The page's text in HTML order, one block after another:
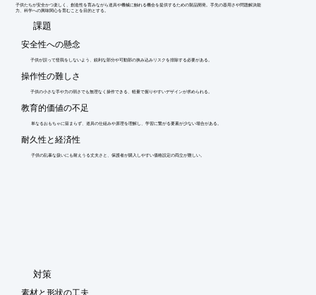
※詳しくはPDF資料をご覧いただくか、お気軽にお問い合わせ下
さい。
子供たちが安全かつ楽しく、創造性を育みながら道具や機械に触れる機会を提供するための製品開発。手先の器用さや問題解決能
力、科学への興味関心を育むことを目的とする。
​課題
安全性への懸念
子供が誤って怪我をしないよう、鋭利な部分や可動部の挟み込みリスクを排除する必要がある。
操作性の難しさ
子供の小さな手や力の弱さでも無理なく操作できる、軽量で握りやすいデザインが求められる。
教育的価値の不足
単なるおもちゃに留まらず、道具の仕組みや原理を理解し、学習に繋がる要素が少ない場合がある。
耐久性と経済性
子供の乱暴な扱いにも耐えうる丈夫さと、保護者が購入しやすい価格設定の両立が難しい。
​対策
素材と形状の工夫